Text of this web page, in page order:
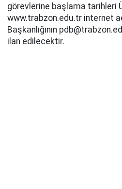
görevlerine başlama tarihleri
www.trabzon.edu.tr internet
Başkanlığının
ilan edilecektir.